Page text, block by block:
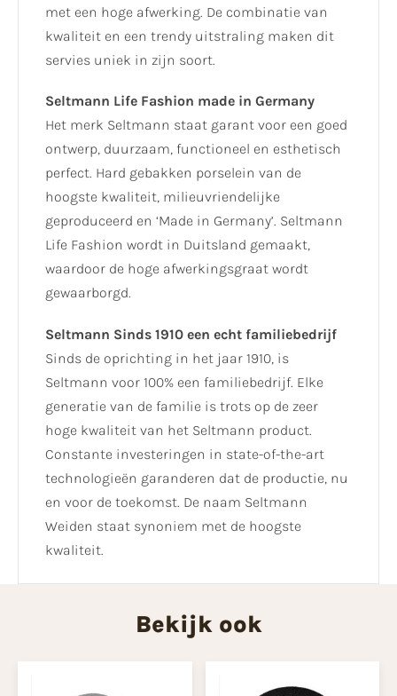
met een hoge afwerking. De combinatie van
kwaliteit en een trendy uitstraling maken dit
servies uniek in zijn soort.
Seltmann Life Fashion made in Germany
Het merk Seltmann staat garant voor een goed
ontwerp, duurzaam, functioneel en esthetisch
perfect. Hard gebakken porselein van de
hoogste kwaliteit, milieuvriendelijke
geproduceerd en ‘Made in Germany’. Seltmann
Life Fashion wordt in Duitsland gemaakt,
waardoor de hoge afwerkingsgraat wordt
gewaarborgd.
Seltmann Sinds 1910 een echt familiebedrijf
Sinds de oprichting in het jaar 1910, is
Seltmann voor 100% een familiebedrijf. Elke
generatie van de familie is trots op de zeer
hoge kwaliteit van het Seltmann product.
Constante investeringen in state-of-the-art
technologieën garanderen dat de productie, nu
en voor de toekomst. De naam Seltmann
Weiden staat synoniem met de hoogste
kwaliteit.
Bekijk ook